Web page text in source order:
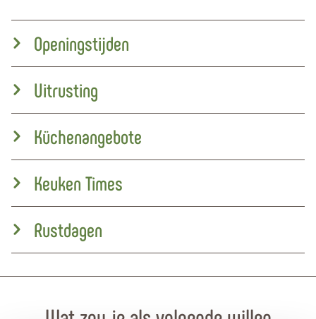
Openingstijden
Uitrusting
Küchenangebote
Keuken Times
Rustdagen